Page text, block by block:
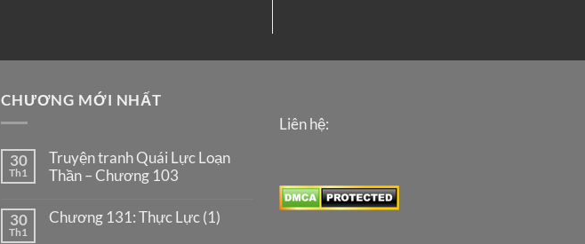
CHƯƠNG MỚI NHẤT
30
Th1
Truyện tranh Quái Lực Loạn
Thần – Chương 103
30
Th1
Chương 131: Thực Lực (1)
Liên hệ: